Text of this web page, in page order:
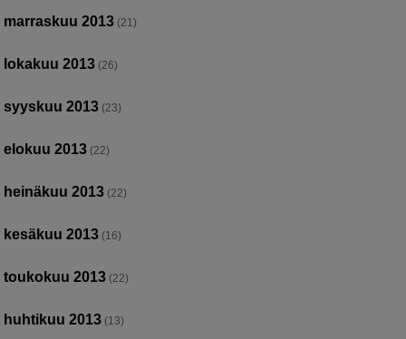
marraskuu 2013 (21)
lokakuu 2013 (26)
syyskuu 2013 (23)
elokuu 2013 (22)
heinäkuu 2013 (22)
kesäkuu 2013 (16)
toukokuu 2013 (22)
huhtikuu 2013 (13)